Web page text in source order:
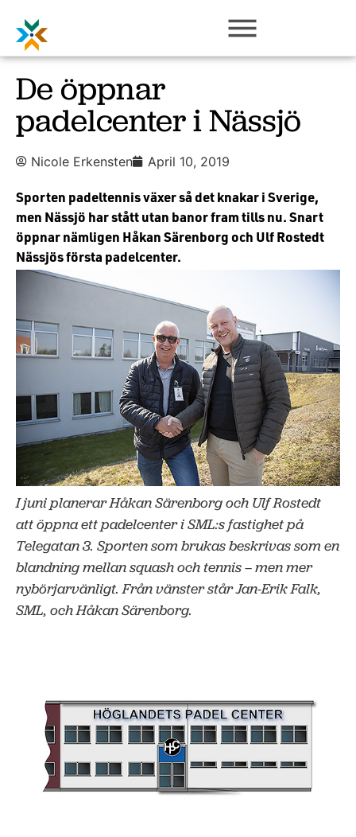
De öppnar
padelcenter i Nässjö
Nicole Erkensten April 10, 2019
Sporten padeltennis växer så det knakar i Sverige,
men Nässjö har stått utan banor fram tills nu. Snart
öppnar nämligen Håkan Särenborg och Ulf Rostedt
Nässjös första padelcenter.
I juni planerar Håkan Särenborg och Ulf Rostedt
att öppna ett padelcenter i SML:s fastighet på
Telegatan 3. Sporten som brukas beskrivas som en
blandning mellan squash och tennis – men mer
nybörjarvänligt. Från vänster står Jan-Erik Falk,
SML, och Håkan Särenborg.